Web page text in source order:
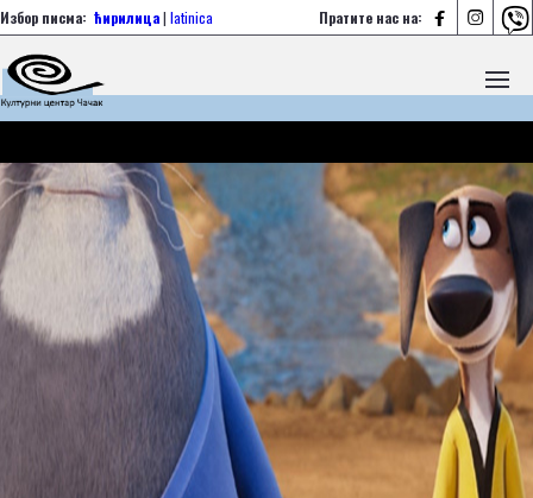
Пратите нас на:   
Избор писма: ћирилица| latinica